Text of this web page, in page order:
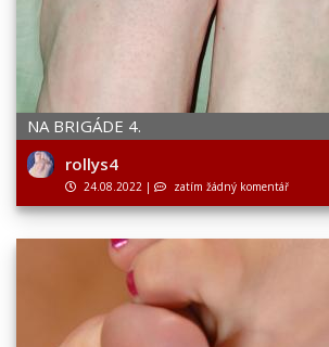
NA BRIGÁDE 4.
rollys4
24.08.2022 | zatím žádný komentář